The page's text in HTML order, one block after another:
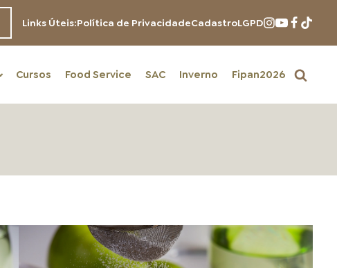
Links Úteis:Política de PrivacidadeCadastroLGPD
Cursos Food Service SAC Inverno Fipan2026